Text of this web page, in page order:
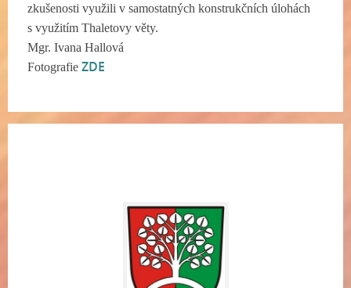
zkušenosti využili v samostatných konstrukčních úlohách
s využitím Thaletovy věty.
Mgr. Ivana Hallová
Fotografie ZDE